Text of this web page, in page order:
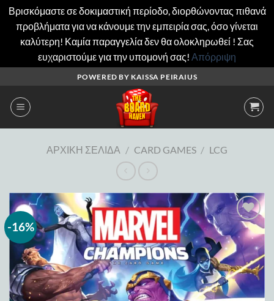
Βρισκόμαστε σε δοκιμαστική περίοδο, διορθώνοντας πιθανά
προβλήματα για να κάνουμε την εμπειρία σας, όσο γίνεται
καλύτερη! Καμία παραγγελία δεν θα ολοκληρωθεί ! Σας
ευχαριστούμε για την υπομονή σας! Απόρριψη
περιεχόμενο
POWERED BY KAISSA PEIRAIUS
ΑΡΧΙΚΉ ΣΕΛΊΔΑ / CARD GAMES / LCG
-16%
Add to
wishlist